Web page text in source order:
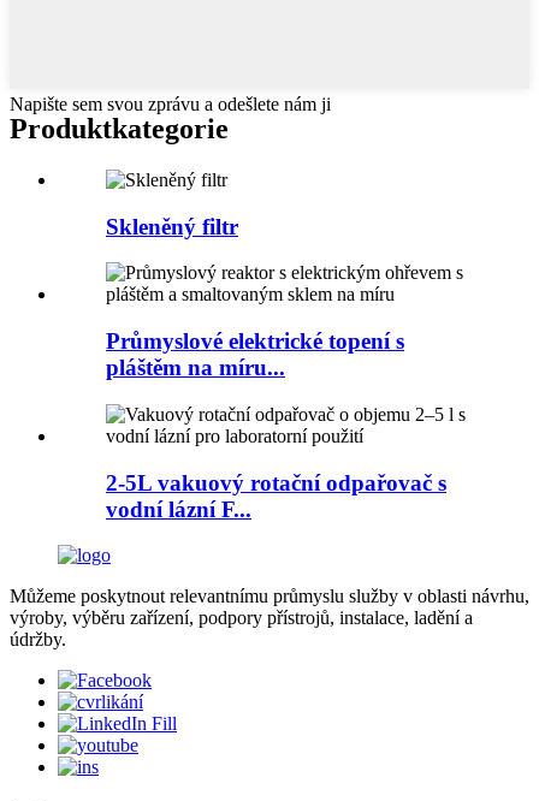
Napište sem svou zprávu a odešlete nám ji
Produktkategorie
Skleněný filtr
Průmyslové elektrické topení s
pláštěm na míru...
2-5L vakuový rotační odpařovač s
vodní lázní F...
Můžeme poskytnout relevantnímu průmyslu služby v oblasti návrhu,
výroby, výběru zařízení, podpory přístrojů, instalace, ladění a
údržby.